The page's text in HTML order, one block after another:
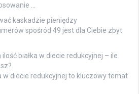
…
kaskadzie pieniędzy
spośród 49 jest dla Ciebie zbyt
białka w diecie redukcyjnej – ile
w diecie redukcyjnej to kluczowy temat